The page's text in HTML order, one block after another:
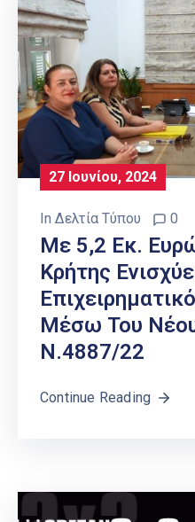
27 Ιουνίου, 2024
In Δελτία Τύπου 0
Με 5,2 Εκ.
Κρήτης
Μέσω Του
Ν.4887/22
Continue Reading